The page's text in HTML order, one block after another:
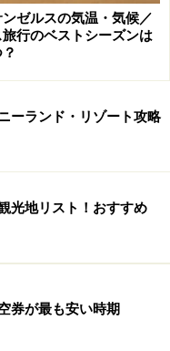
ンゼルスの気温・気候／
旅行のベストシーズンは
ーランド・リゾート攻略
光地リスト！おすすめ
券が最も安い時期